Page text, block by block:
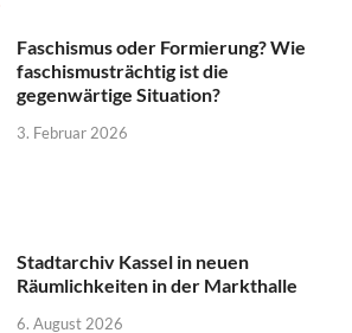
Faschismus oder Formierung? Wie
faschismusträchtig ist die
gegenwärtige Situation?
3. Februar 2026
Stadtarchiv Kassel in neuen
Räumlichkeiten in der Markthalle
6. August 2026